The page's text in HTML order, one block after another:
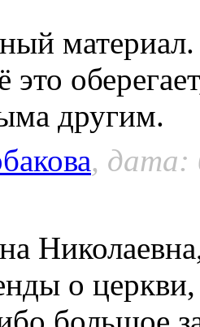
это
другим.
, дата:
о